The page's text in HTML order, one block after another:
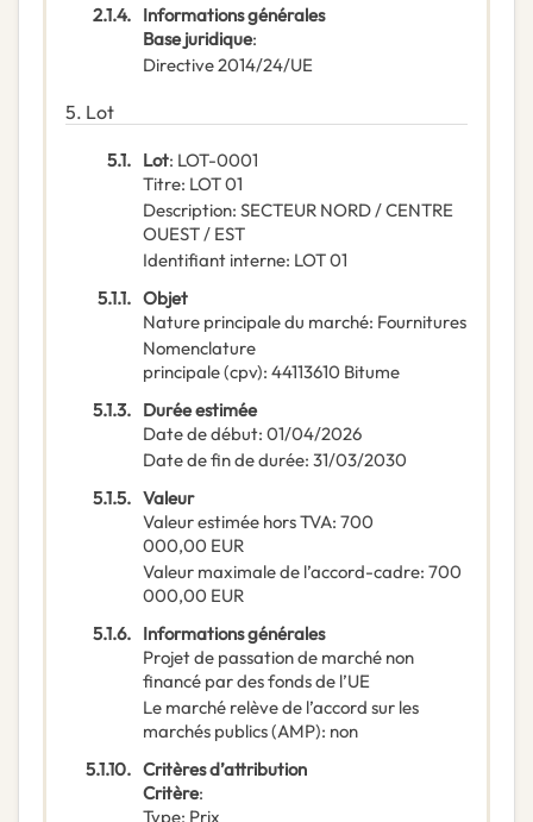
2.1.4. Informations générales
Base juridique:
Directive 2014/24/UE
5. Lot
5.1. Lot: LOT-0001
Titre: LOT 01
Description: SECTEUR NORD / CENTRE
OUEST / EST
Identifiant interne: LOT 01
5.1.1. Objet
Nature principale du marché: Fournitures
Nomenclature
principale(cpv): 44113610 Bitume
5.1.3. Durée estimée
Date de début: 01/04/2026
Date de fin de durée: 31/03/2030
5.1.5. Valeur
Valeur estimée hors TVA: 700
000,00 EUR
Valeur maximale de l’accord-cadre: 700
000,00 EUR
5.1.6. Informations générales
Projet de passation de marché non
financé par des fonds de l’UE
Le marché relève de l’accord sur les
marchés publics (AMP): non
5.1.10. Critères d’attribution
Critère:
Type: Prix